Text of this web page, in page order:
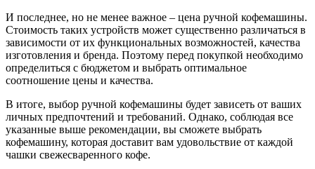
И последнее, но не менее важное – цена ручной кофемашины.
Стоимость таких устройств может существенно различаться в
зависимости от их функциональных возможностей, качества
изготовления и бренда. Поэтому перед покупкой необходимо
определиться с бюджетом и выбрать оптимальное
соотношение цены и качества.
В итоге, выбор ручной кофемашины будет зависеть от ваших
личных предпочтений и требований. Однако, соблюдая все
указанные выше рекомендации, вы сможете выбрать
кофемашину, которая доставит вам удовольствие от каждой
чашки свежесваренного кофе.